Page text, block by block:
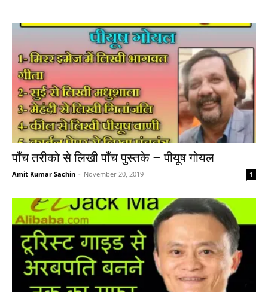
पाँच तरीको से लिखी पाँच पुस्तके – पीयूष गोयल
Amit Kumar Sachin - November 20, 2019 1